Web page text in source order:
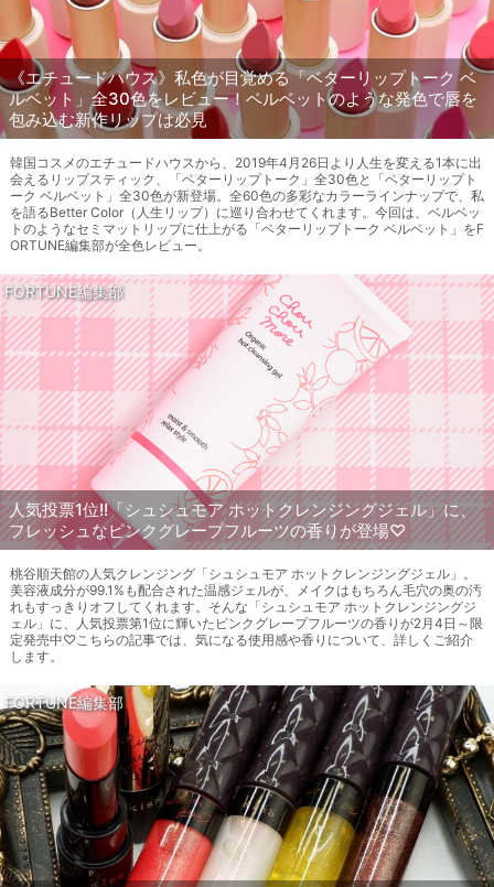
《エチュードハウス》私色が目覚める「ベターリップトーク ベ
ルベット」全30色をレビュー！ベルベットのような発色で唇を
包み込む新作リップは必見
韓国コスメのエチュードハウスから、2019年4月26日より人生を変える1本に出
会えるリップスティック、「ベターリップトーク」全30色と「ベターリップト
ーク ベルベット」全30色が新登場。全60色の多彩なカラーラインナップで、私
を語るBetter Color（人生リップ）に巡り合わせてくれます。今回は、ベルベッ
トのようなセミマットリップに仕上がる「ベターリップトーク ベルベット」をF
ORTUNE編集部が全色レビュー。
FORTUNE編集部
人気投票1位!!「シュシュモア ホットクレンジングジェル」に、
フレッシュなピンクグレープフルーツの香りが登場♡
桃谷順天館の人気クレンジング「シュシュモア ホットクレンジングジェル」。
美容液成分が99.1%も配合された温感ジェルが、メイクはもちろん毛穴の奥の汚
れもすっきりオフしてくれます。そんな「シュシュモア ホットクレンジングジ
ェル」に、人気投票第1位に輝いたピンクグレープフルーツの香りが2月4日～限
定発売中♡こちらの記事では、気になる使用感や香りについて、詳しくご紹介
します。
FORTUNE編集部